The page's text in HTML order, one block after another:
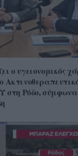
ο υγειονομικός
στη Ρόδο,